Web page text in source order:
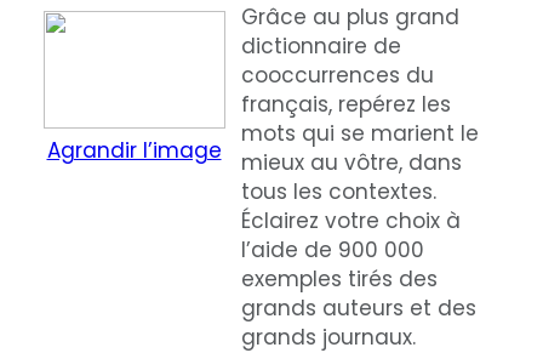
Agrandir l’image
Grâce au plus grand
dictionnaire de
cooccurrences du
français, repérez les
mots qui se marient le
mieux au vôtre, dans
tous les contextes.
Éclairez votre choix à
l’aide de 900 000
exemples tirés des
grands auteurs et des
grands journaux.